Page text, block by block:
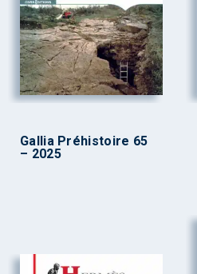
Gallia Préhistoire 65
– 2025